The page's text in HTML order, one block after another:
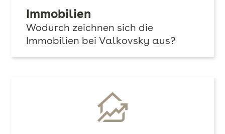
Immobilien
Wodurch zeichnen sich die
Immobilien bei Valkovsky aus?